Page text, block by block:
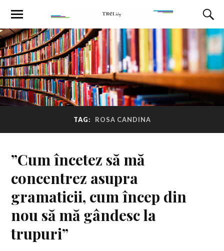
TAG: ROSA CANDINA
”Cum încetez să mă
concentrez asupra
gramaticii, cum încep din
nou să mă gândesc la
trupuri”